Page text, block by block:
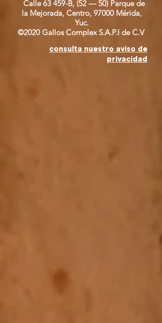
Calle 63 459-B, (52 — 50) Parque de
la Mejorada, Centro, 97000 Mérida,
Yuc.
©2020 Gallos Complex S.A.P.I de C.V
consulta nuestro aviso de
privacidad